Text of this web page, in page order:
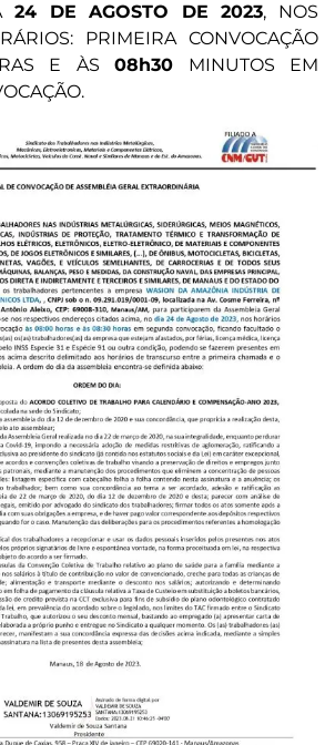
24 DE AGOSTO DE 2023, NOS
PRIMEIRA CONVOCAÇÃO
E ÀS08h30 MINUTOS EM